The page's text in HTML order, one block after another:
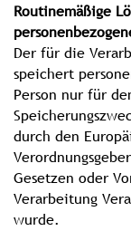
Routinemäßige
Der für die
speichert
Person nur für
durch den
Gesetzen oder
Verarbeitung
wurde.